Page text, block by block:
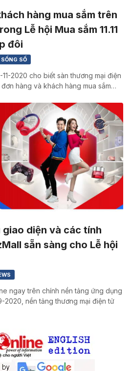
hàng mua sắm trên
Lễ hội Mua sắm 11.11
đôi
SỐ
2020 cho biết sàn thương mại điện
hàng và khách hàng mua sắm…
diện và các tính
sẵn sàng cho Lễ hội
ngay trên chính nền tảng ứng dụng
2020, nền tảng thương mại điện tử